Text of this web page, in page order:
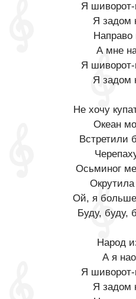
Я шиворот-
Я задом
Направо
А мне
Я шиворот-
Я задом
Не хочу
Океан
Встретили
Осьминог
Ой, я больше
Буду, буду,
Народ
А я
Я шиворот-
Я задом